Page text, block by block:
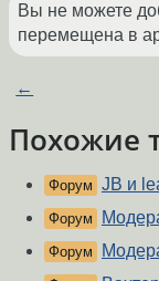
Вы не можете
перемещена в
←
Похожие
Форум JB и
Форум
Форум